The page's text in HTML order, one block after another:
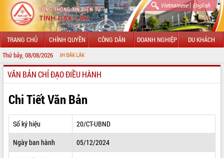
Vietnamese| English
TRANG CHỦ CHÍNH QUYỀN CÔNG DÂN DOANH NGHIỆP DU KHÁCH
Thứ bảy, 08/08/2026
GIỚI THIỆU
LÃNH ĐẠO UBND TỈNH
TIN TỨC SỰ KIỆN
SỞ, BAN, NGÀNH
VĂN BẢN CHỈ ĐẠO ĐIỀU HÀNH
Chi Tiết Văn Bản
Số ký hiệu
20/CT-UBND
Ngày ban hành
05/12/2024